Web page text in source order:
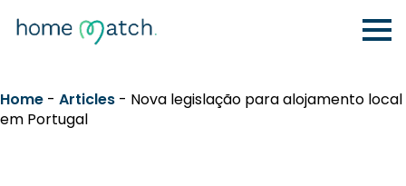
Home - Articles - Nova legislação para alojamento local
em Portugal